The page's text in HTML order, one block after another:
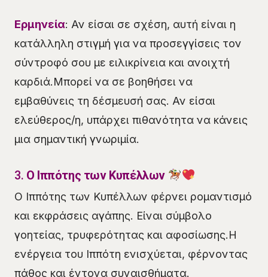
Ερμηνεία: Αν είσαι σε σχέση, αυτή είναι η
κατάλληλη στιγμή για να προσεγγίσεις τον
σύντροφό σου με ειλικρίνεια και ανοιχτή
καρδιά.Μπορεί να σε βοηθήσει να
εμβαθύνεις τη δέσμευσή σας. Αν είσαι
ελεύθερος/η, υπάρχει πιθανότητα να κάνεις
μια σημαντική γνωριμία.
3. Ο Ιππότης των Κυπέλλων
Ο Ιππότης των Κυπέλλων φέρνει ρομαντισμό
και εκφράσεις αγάπης. Είναι σύμβολο
γοητείας, τρυφερότητας και αφοσίωσης.Η
ενέργεια του Ιππότη ενισχύεται, φέρνοντας
πάθος και έντονα συναισθήματα.